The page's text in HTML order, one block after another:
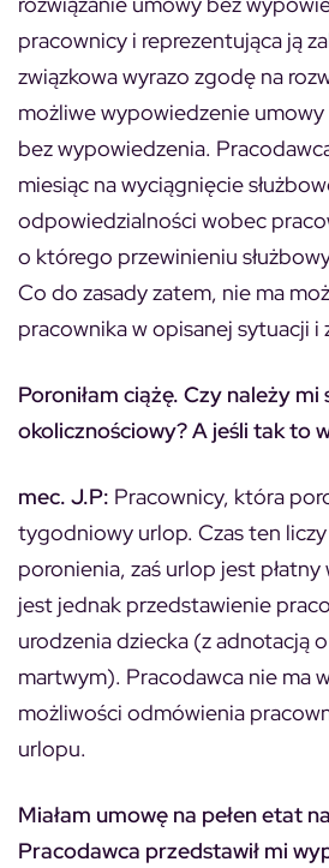
pracownicy i reprezentująca ją
związkowa wyrazo zgodę na
możliwe wypowiedzenie umowy
bez wypowiedzenia.
miesiąc na wyciągnięcie
odpowiedzialności wobec
o którego przewinieniu
Co do zasady zatem, nie ma
pracownika w opisanej sytuacji i
Poroniłam ciążę. Czy należy mi
okolicznościowy? A jeśli tak to
mec. J.P: Pracownicy, która
tygodniowy urlop. Czas ten
poronienia, zaś urlop jest płatny
jest jednak przedstawienie
urodzenia dziecka (z adnotacją
martwym). Pracodawca nie ma
możliwości odmówienia
urlopu.
Miałam umowę na pełen etat
Pracodawca przedstawił mi